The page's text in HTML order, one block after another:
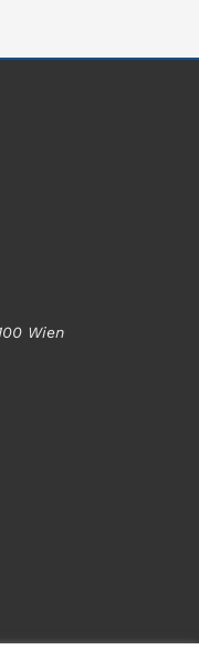
Wien